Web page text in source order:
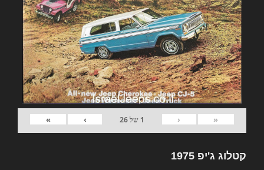
«
‹
1 של26
›
»
קטלוג ג'יפ 1975